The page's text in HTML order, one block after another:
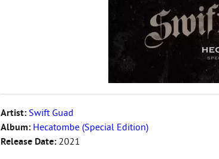
Artist: Swift Guad
Album: Hecatombe (Special Edition)
Release Date: 2021